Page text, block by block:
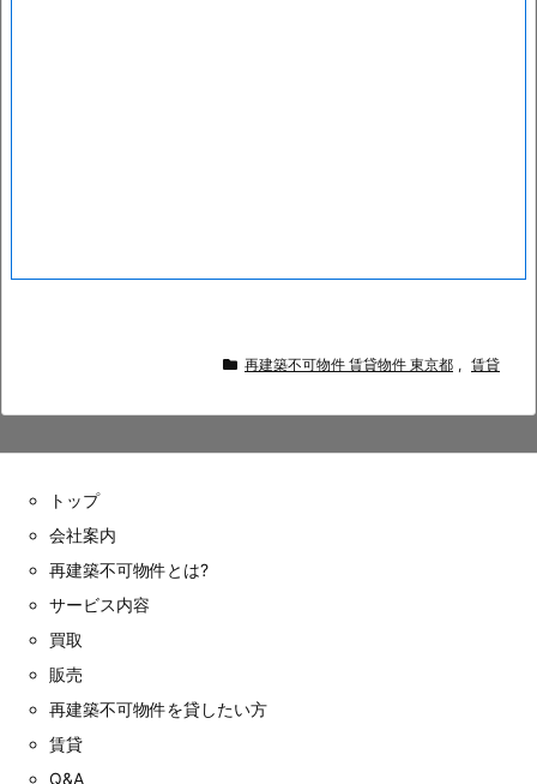
再建築不可物件 賃貸物件 東京都 , 賃貸
トップ
会社案内
再建築不可物件とは?
サービス内容
買取
販売
再建築不可物件を貸したい方
賃貸
Q&A